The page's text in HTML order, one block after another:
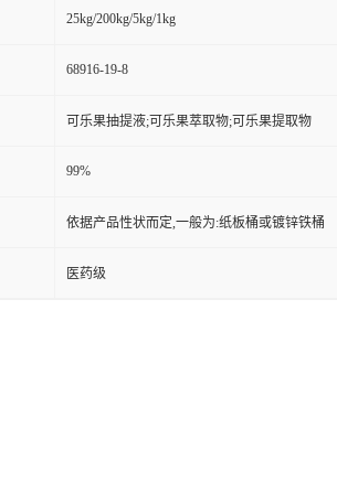
25kg/200kg/5kg/1kg
68916-19-8
可乐果抽提液;可乐果萃取物;可乐果提取物
99%
依据产品性状而定,一般为:纸板桶或镀锌铁桶
医药级